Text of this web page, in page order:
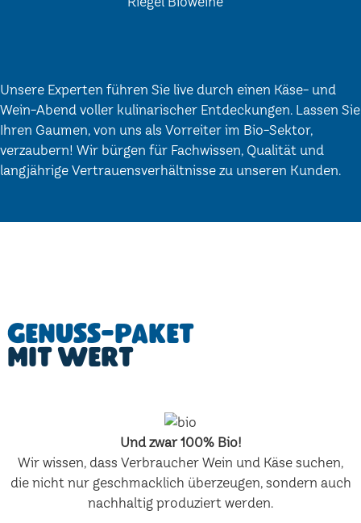
Unsere Experten führen Sie live durch einen Käse- und
Wein-Abend voller kulinarischer Entdeckungen. Lassen Sie
Ihren Gaumen, von uns als Vorreiter im Bio-Sektor,
verzaubern! Wir bürgen für Fachwissen, Qualität und
langjährige Vertrauensverhältnisse zu unseren Kunden.
Genuss-Paket
mit Wert
Und zwar 100% Bio!
Wir wissen, dass Verbraucher Wein und Käse suchen,
die nicht nur geschmacklich überzeugen, sondern auch
nachhaltig produziert werden.